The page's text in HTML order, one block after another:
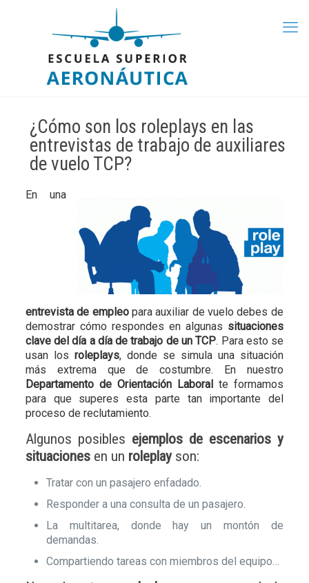
¿Cómo son los roleplays en las
entrevistas de trabajo de auxiliares
de vuelo TCP?
En una
entrevista de empleopara auxiliar de vuelo debes de
demostrar cómo respondes en algunas situaciones
clave del día a día de trabajo de un TCP. Para esto se
usan los roleplays, donde se simula una situación
más extrema que de costumbre. En nuestro
Departamento de Orientación Laboral te formamos
para que superes esta parte tan importante del
proceso de reclutamiento.
Algunos posibles ejemplos de escenarios y
situacionesen un roleplayson:
Tratar con un pasajero enfadado.
Responder a una consulta de un pasajero.
La multitarea, donde hay un montón de
demandas.
Compartiendo tareas con miembros del equipo…